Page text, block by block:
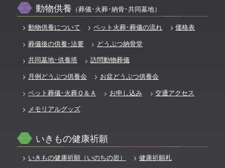
動物供養 （葬儀･火葬･納骨･共同墓地）
動物供養について
ペット火葬･葬儀の流れ
価格表
葬儀後の供養･法要
どうぶつ納骨堂
共同墓地･供養塔
訪問動物葬儀
月例どうぶつ供養会
お盆どうぶつ供養会
ペット葬儀･火葬Ｑ＆Ａ
お申し込み
交通アクセス
メモリアルグッズ
いきもの健康祈願
いきもの健康祈願（いのちの岩）
健康祈願札